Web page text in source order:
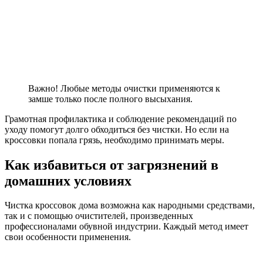
Важно! Любые методы очистки применяются к
замше только после полного высыхания.
Грамотная профилактика и соблюдение рекомендаций по
уходу помогут долго обходиться без чистки. Но если на
кроссовки попала грязь, необходимо принимать меры.
Как избавиться от загрязнений в
домашних условиях
Чистка кроссовок дома возможна как народными средствами,
так и с помощью очистителей, произведенных
профессионалами обувной индустрии. Каждый метод имеет
свои особенности применения.